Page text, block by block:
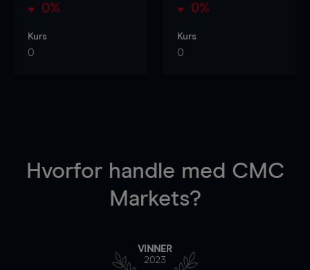
0%
Kurs
0
0%
Kurs
0
Hvorfor handle med CMC
Markets?
VINNER
2023